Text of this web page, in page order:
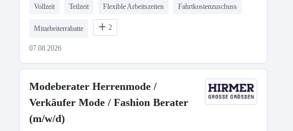
Vollzeit Teilzeit Flexible Arbeitszeiten Fahrtkostenzuschuss
Mitarbeiterrabatte 2
07.08.2026
Modeberater Herrenmode /
Verkäufer Mode / Fashion Berater
(m/w/d)